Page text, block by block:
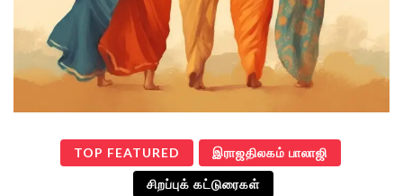
TOP FEATURED இராஜதிலகம் பாலாஜி
சிறப்புக் கட்டுரைகள்